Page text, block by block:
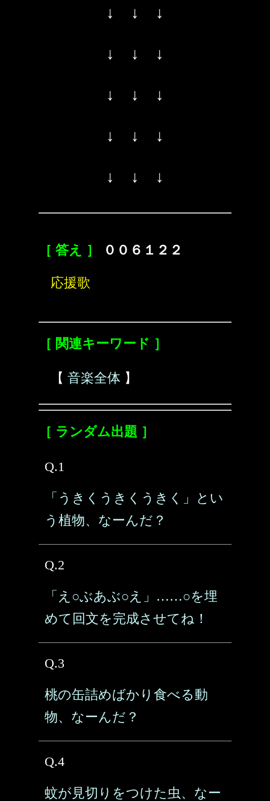
↓ ↓ ↓
↓ ↓ ↓
↓ ↓ ↓
↓ ↓ ↓
↓ ↓ ↓
［ 答え ］ ００６１２２
応援歌
［ 関連キーワード ］
【 音楽全体 】
［ ランダム出題 ］
Q.1
「うきくうきくうきく」とい
う植物、なーんだ？
Q.2
「え○ぶあぶ○え」……○を埋
めて回文を完成させてね！
Q.3
桃の缶詰めばかり食べる動
物、なーんだ？
Q.4
蚊が見切りをつけた虫、なー